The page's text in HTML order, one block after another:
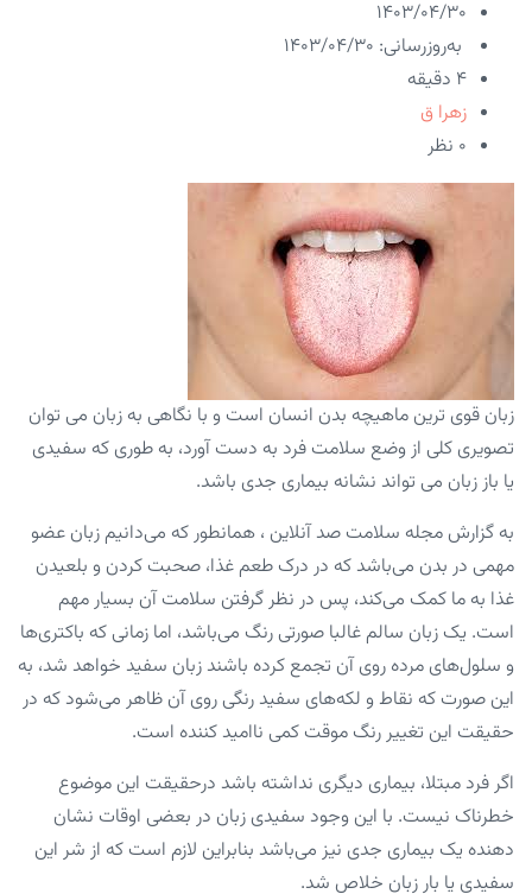
۱۴۰۳/۰۴/۳۰
به‌روزرسانی: ۱۴۰۳/۰۴/۳۰
4 دقیقه
زهرا ق
۰ نظر
زبان قوی ترین ماهیچه بدن انسان است و با نگاهی به زبان می توان
تصویری کلی از وضع سلامت فرد به دست آورد، به طوری که سفیدی
یا باز زبان می تواند نشانه بیماری جدی باشد.
به گزارش مجله سلامت صد آنلاین ، همانطور که می‌دانیم زبان عضو
مهمی در بدن می‌باشد که در درک طعم غذا، صحبت کردن و بلعیدن
غذا به ما کمک می‌کند، پس در نظر گرفتن سلامت آن بسیار مهم
است. یک زبان سالم غالبا صورتی رنگ می‌باشد، اما زمانی که باکتری‌ها
و سلول‌های مرده روی آن تجمع کرده باشند زبان سفید خواهد شد، به
این صورت که نقاط و لکه‌های سفید رنگی روی آن ظاهر می‌شود که در
حقیقت این تغییر رنگ موقت کمی ناامید کننده است.
اگر فرد مبتلا، بیماری دیگری نداشته باشد درحقیقت این موضوع
خطرناک نیست. با این وجود سفیدی زبان در بعضی اوقات نشان
دهنده یک بیماری جدی نیز می‌باشد بنابراین لازم است که از شر این
سفیدی یا بار زبان خلاص شد.